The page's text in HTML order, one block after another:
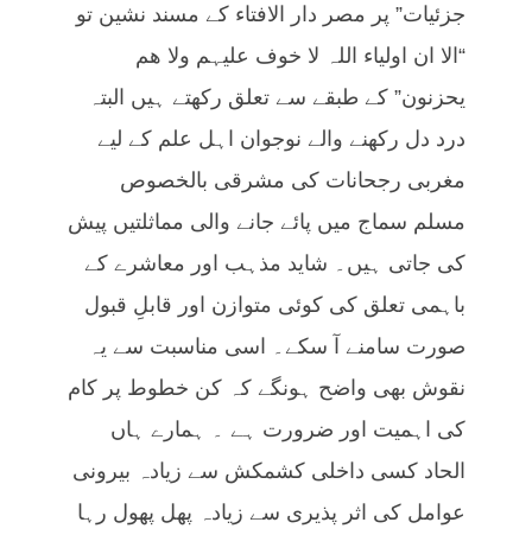
جزئیات” پر مصر دار الافتاء کے مسند نشین تو
“الا ان اولیاء اللہ لا خوف علیہم ولا ھم
یحزنون” کے طبقے سے تعلق رکھتے ہیں البتہ
درد دل رکھنے والے نوجوان اہل علم کے لیے
مغربی رجحانات کی مشرقی بالخصوص
مسلم سماج میں پائے جانے والی مماثلتیں پیش
کی جاتی ہیں۔ شاید مذہب اور معاشرے کے
باہمی تعلق کی کوئی متوازن اور قابلِ قبول
صورت سامنے آ سکے۔ اسی مناسبت سے یہ
نقوش بھی واضح ہونگے کہ کن خطوط پر کام
کی اہمیت اور ضرورت ہے ۔ ہمارے ہاں
الحاد کسی داخلی کشمکش سے زیادہ بیرونی
عوامل کی اثر پذیری سے زیادہ پھل پھول رہا